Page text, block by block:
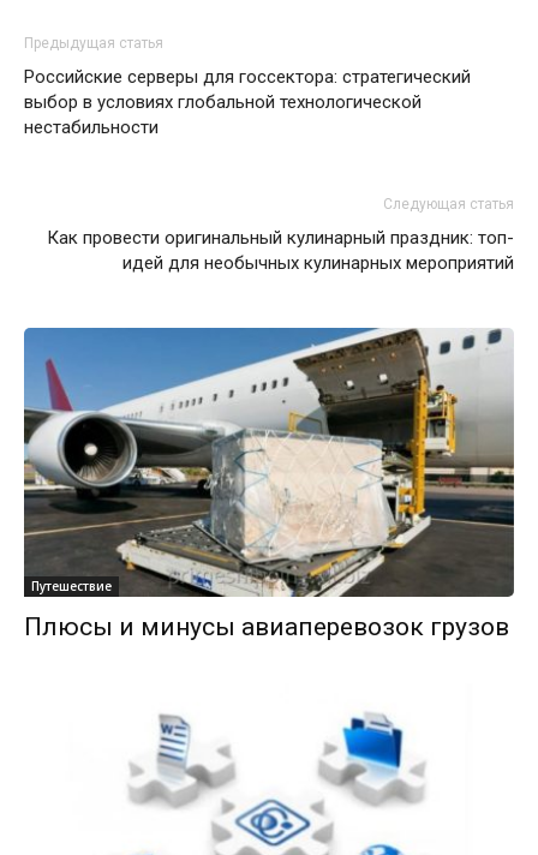
Предыдущая статья
Российские серверы для госсектора: стратегический
выбор в условиях глобальной технологической
нестабильности
Следующая статья
Как провести оригинальный кулинарный праздник: топ-
идей для необычных кулинарных мероприятий
Путешествие
Плюсы и минусы авиаперевозок грузов